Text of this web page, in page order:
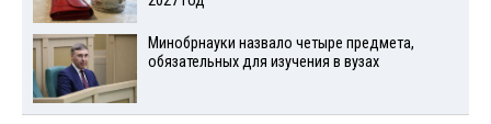
Минобрнауки назвало четыре предмета,
обязательных для изучения в вузах